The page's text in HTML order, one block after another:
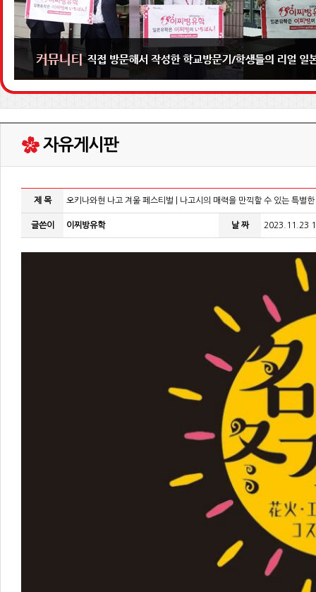
제 목 오키나와현 나고 겨울 페스티벌 | 나고시의 매력을 만끽할 수 있는 특별
글쓴이 이찌방유학 날 짜 2023.11.23